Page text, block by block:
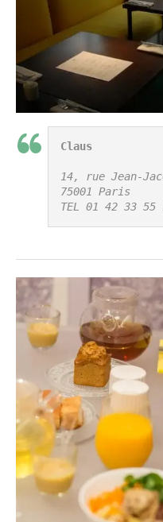
Claus
14, rue Jean-
75001 Paris
TEL 01 42 33 55